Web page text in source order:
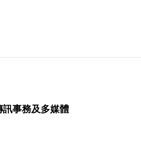
0
事務及多媒體